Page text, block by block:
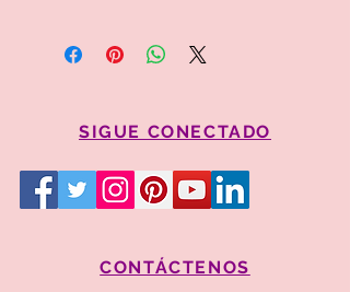
Comprar
SIGUE CONECTADO
CONTÁCTENOS